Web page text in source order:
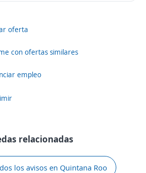
oferta
con ofertas similares
empleo
relacionadas
los avisos en Quintana Roo